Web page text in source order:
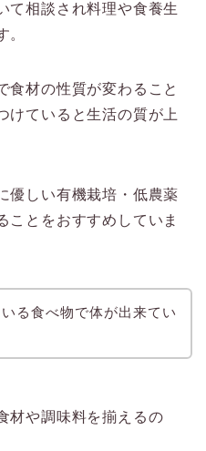
て相談され料理や食養生
。
食材の性質が変わること
けていると生活の質が上
優しい有機栽培・低農薬
ことをおすすめしていま
る食べ物で体が出来てい
材や調味料を揃えるの